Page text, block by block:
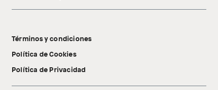
Tecnología Pillow Walk
Libro de reclamaciones
Términos y condiciones
Política de Cookies
Política de Privacidad